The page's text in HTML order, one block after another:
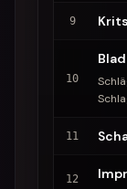
9
10
11
12